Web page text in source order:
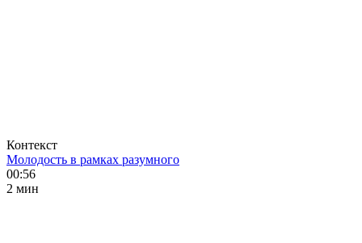
Контекст
Молодость в рамках разумного
00:56
2 мин